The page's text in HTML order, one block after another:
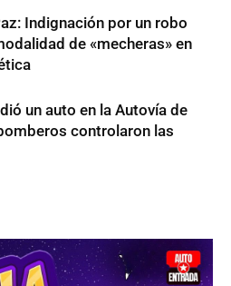
Indignación por un robo
de «mecheras» en
un auto en la Autovía de
controlaron las